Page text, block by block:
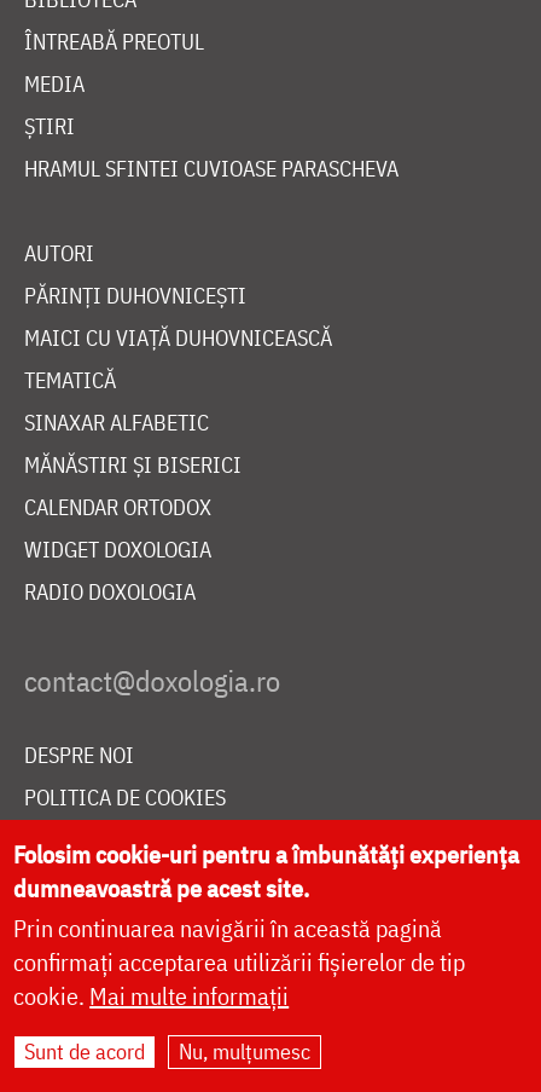
ÎNTREABĂ PREOTUL
MEDIA
ȘTIRI
HRAMUL SFINTEI CUVIOASE PARASCHEVA
AUTORI
PĂRINȚI DUHOVNICEȘTI
MAICI CU VIAȚĂ DUHOVNICEASCĂ
TEMATICĂ
SINAXAR ALFABETIC
MĂNĂSTIRI ȘI BISERICI
CALENDAR ORTODOX
WIDGET DOXOLOGIA
RADIO DOXOLOGIA
DESPRE NOI
POLITICA DE COOKIES
DONEAZĂ ONLINE PENTRU CATEDRALA NAȚIONALĂ
LIVE
Site dezvoltat deDOXOLOGIA MEDIA
Arhiepiscopia Iașilor | ©
Folosim cookie-uri pentru a îmbunătăți experiența
dumneavoastră pe acest site.
Prin continuarea navigării în această pagină
confirmați acceptarea utilizării fișierelor de tip
cookie. Mai multe informații
Sunt de acord Nu, mulțumesc